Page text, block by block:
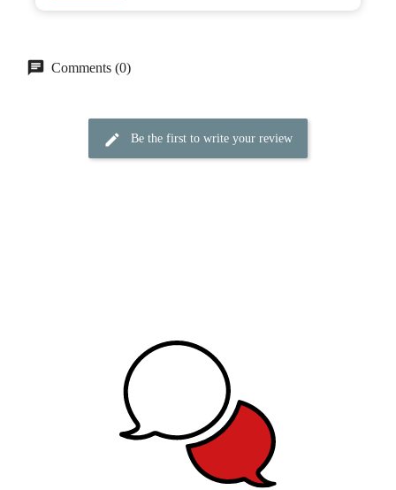
Comments (0)
Be the first to write your review